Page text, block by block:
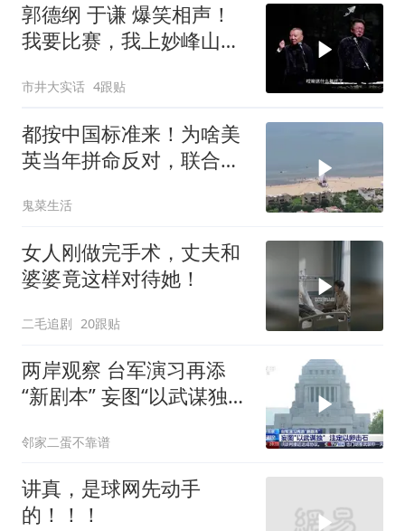
郭德纲 于谦 爆笑相声！
我要比赛，我上妙峰山干
祖庙
市井大实话 4跟贴
都按中国标准来！为啥美
英当年拼命反对，联合国
鬼菜生活
女人刚做完手术，丈夫和
婆婆竟这样对待她！
二毛追剧 20跟贴
两岸观察 台军演习再添
“新剧本” 妄图“以武谋独”
邻家二蛋不靠谱
讲真，是球网先动手
的！！！